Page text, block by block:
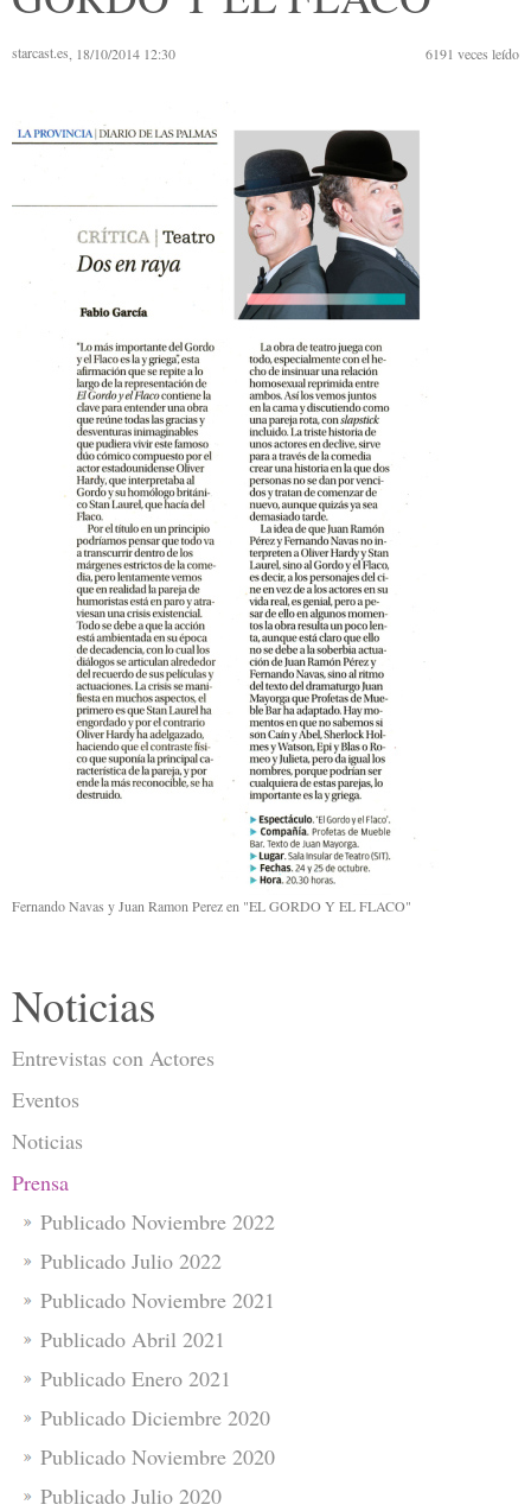
starcast.es , 18/10/2014 12:30 6191 veces leído
Fernando Navas y Juan Ramon Perez en "EL GORDO Y EL FLACO"
Noticias
Entrevistas con Actores
Eventos
Noticias
Prensa
Publicado Noviembre 2022
Publicado Julio 2022
Publicado Noviembre 2021
Publicado Abril 2021
Publicado Enero 2021
Publicado Diciembre 2020
Publicado Noviembre 2020
Publicado Julio 2020